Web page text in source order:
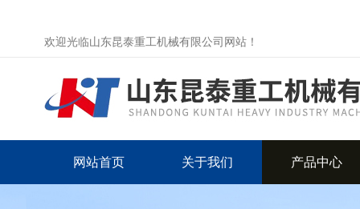
欢迎光临山东昆泰重工机械有限公司网站！
网站首页 关于我们 产品中心